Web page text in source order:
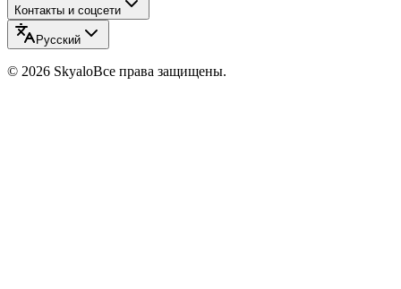
Контакты и соцсети
Русский
© 2026 SkyaloВсе права защищены.